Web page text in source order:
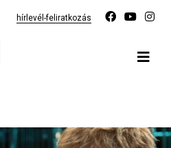
hírlevél-feliratkozás